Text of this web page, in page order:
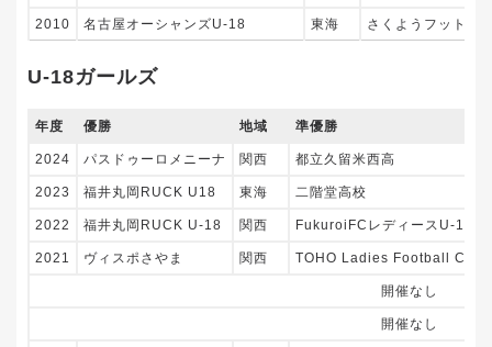
2010 名古屋オーシャンズU-18 東海 さくようフットサ
U-18ガールズ
年度 優勝 地域 準優勝
2024 パスドゥーロメニーナ 関西 都立久留米西高
2023 福井丸岡RUCK U18 東海 二階堂高校
2022 福井丸岡RUCK U-18 関西 FukuroiFCレディースU-18
2021 ヴィスポさやま 関西 TOHO Ladies Football Club
開催なし
開催なし